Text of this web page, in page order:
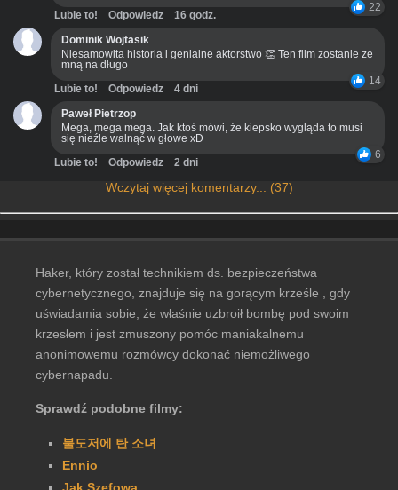
22
Lubie to! Odpowiedz
16 godz.
Dominik Wojtasik
Niesamowita historia i genialne aktorstwo 👏 Ten film zostanie ze
mną na długo
14
Lubie to! Odpowiedz
4 dni
Paweł Pietrzop
Mega, mega mega. Jak ktoś mówi, że kiepsko wygląda to musi
się nieźle walnąć w głowe xD
6
Lubie to! Odpowiedz 2 dni
Wczytaj więcej komentarzy... (37)
Haker, który został technikiem ds. bezpieczeństwa
cybernetycznego, znajduje się na gorącym krześle , gdy
uświadamia sobie, że właśnie uzbroił bombę pod swoim
krzesłem i jest zmuszony pomóc maniakalnemu
anonimowemu rozmówcy dokonać niemożliwego
cybernapadu.
Sprawdź podobne filmy:
불도저에 탄 소녀
Ennio